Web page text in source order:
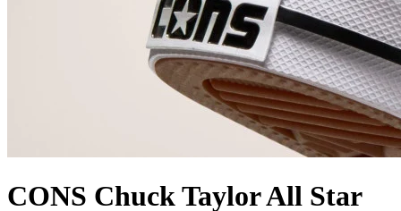
CONS Chuck Taylor All Star